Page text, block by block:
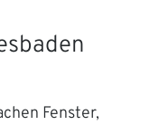
Fenster,